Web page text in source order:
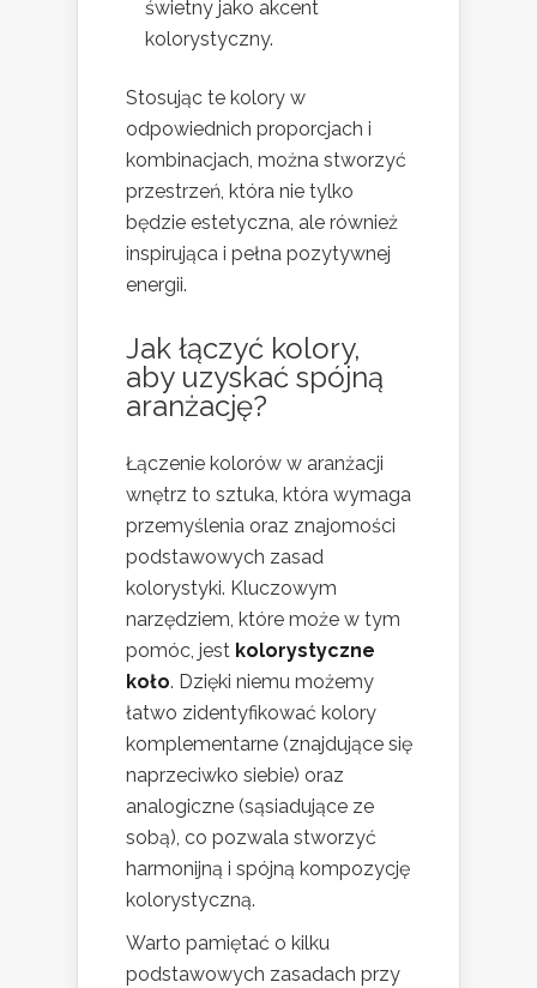
świetny jako akcent
kolorystyczny.
Stosując te kolory w
odpowiednich proporcjach i
kombinacjach, można stworzyć
przestrzeń, która nie tylko
będzie estetyczna, ale również
inspirująca i pełna pozytywnej
energii.
Jak łączyć kolory,
aby uzyskać spójną
aranżację?
Łączenie kolorów w aranżacji
wnętrz to sztuka, która wymaga
przemyślenia oraz znajomości
podstawowych zasad
kolorystyki. Kluczowym
narzędziem, które może w tym
pomóc, jest kolorystyczne
koło. Dzięki niemu możemy
łatwo zidentyfikować kolory
komplementarne (znajdujące się
naprzeciwko siebie) oraz
analogiczne (sąsiadujące ze
sobą), co pozwala stworzyć
harmonijną i spójną kompozycję
kolorystyczną.
Warto pamiętać o kilku
podstawowych zasadach przy